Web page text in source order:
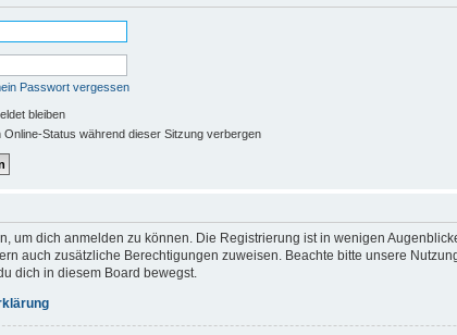
Passwort vergessen
bleiben
Online-Status während dieser Sitzung verbergen
um dich anmelden zu können. Die Registrierung ist in wenigen
auch zusätzliche Berechtigungen zuweisen. Beachte bitte unsere
dich in diesem Board bewegst.